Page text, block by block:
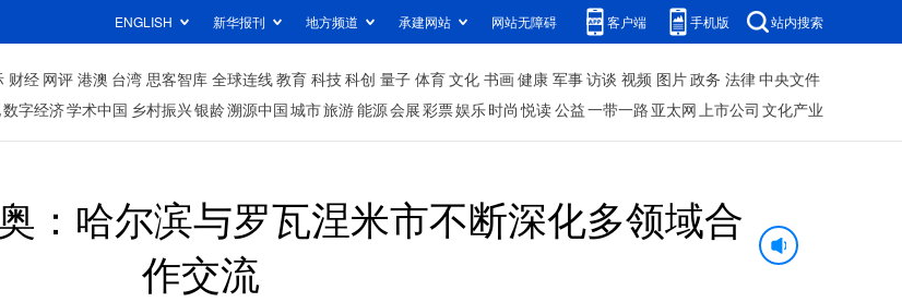
ENGLISH 新华报刊 地方频道 承建网站 网站无障碍 客户端 手机版 站内搜索
财经 网评 港澳 台湾 思客智库 全球连线教育 科技科创 量子 体育文化 书画健康 军事访谈 视频 图片政务 法律中央文件
数字经济学术中国 乡村振兴银龄溯源中国城市旅游能源会展彩票娱乐时尚 悦读公益一带一路 亚太网上市公司 文化产业
：哈尔滨与罗瓦涅米市不断深化多领域合
作交流